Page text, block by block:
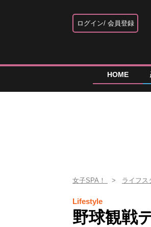
ログイン 会員登録
HOME
女子SPA！ ライフス
Lifestyle
野球観戦